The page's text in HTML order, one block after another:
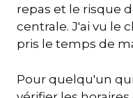
repas et le risque
centrale. J'ai vu le
pris le temps de
Pour quelqu'un